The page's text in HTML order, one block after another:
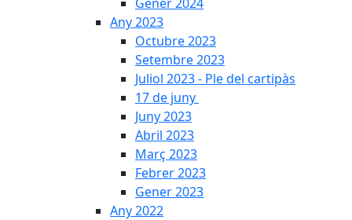
Any 2023
Octubre 2023
Setembre 2023
Juliol 2023 - Ple del cartipàs
17 de juny
Juny 2023
Abril 2023
Març 2023
Febrer 2023
Gener 2023
Any 2022